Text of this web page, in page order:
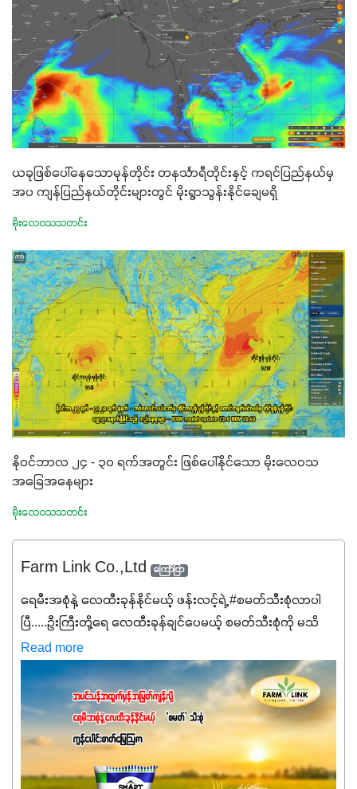
ယခုဖြစ်ပေါ်နေသောမုန်တိုင်း တနင်္သာရီတိုင်းနှင့် ကရင်ပြည်နယ်မှ
အပ ကျန်ပြည်နယ်တိုင်းများတွင် မိုးရွာသွန်းနိုင်ချေမရှိ
မိုးလေဝသသတင်း
နိုဝင်ဘာလ ၂၄ - ၃၀ ရက်အတွင်း ဖြစ်ပေါ်နိုင်သော မိုးလေဝသ
အခြေအနေများ
မိုးလေဝသသတင်း
Farm Link Co.,Ltd ကြော်ငြာ
ရေမီးအစုံနဲ့ လေထီးခုန်နိုင်မယ့် ဖန်းလင့်ရဲ့ #စမတ်သီးစုံလာပါ
ပြီ.....ဦးကြီးတို့ရေ ‌လေထီးခုန်ချင်ပေမယ့် စမတ်သီးစုံကို မသိ
သေးရင်တော့ ဒီစာလေးကို ဆက်ဖတ်‌ပေးပါ #စမတ်သီးစုံဆိုတာ
အပင်တိုင်းအတွက် အဓိကအာဟာရNPK (19:7:8)နဲ့ #ဟူးမစ်
အက်စစ်တို့ အချိုးကျ ပေါင်းစပ်ထားတဲ့ ကွန်ပေါင်း
ဓာတ်မြေဩဇာဖြစ်ပါတယ်။ အဓိကအကျိုးကျေးဇူးတွေအနေနဲ့
ကတော့ နိုက်ထရိုဂျင် 19%ပါဝင်တဲ့အတွက် ကလိုရိုဖီးလ်ဖွဲ့စည်း
မှုကို အားပေးကာ သီးနှံပင်များ၏အရွက်များစိမ်းလန်းသန်စွမ်း
ပြီး အစာချက်လုပ်မှုအားကောင်းစေပါတယ်။ အပင်၏ပင်ပိုင်း
Read more